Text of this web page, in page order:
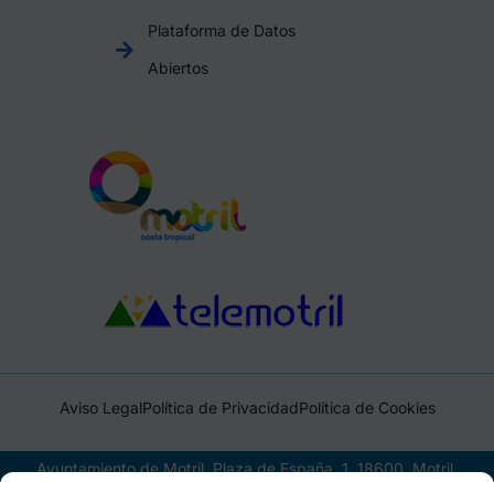
Plataforma de Datos
Abiertos
Aviso LegalPolítica de PrivacidadPolítica de Cookies
Ayuntamiento de Motril, Plaza de España, 1, 18600, Motril,